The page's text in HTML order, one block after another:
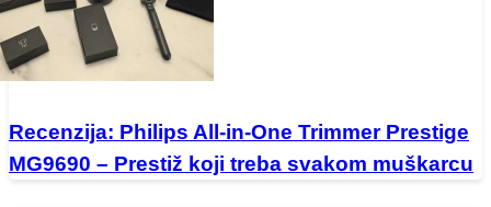
Recenzija: Philips All-in-One Trimmer Prestige
MG9690 – Prestiž koji treba svakom muškarcu